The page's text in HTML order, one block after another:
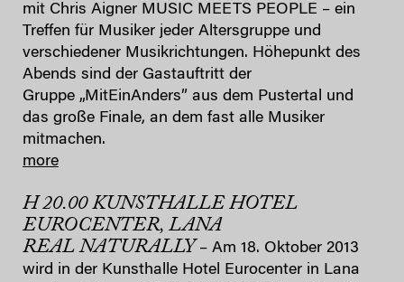
mit Chris Aigner MUSIC MEETS PEOPLE – ein
Treffen für Musiker jeder Altersgruppe und
verschiedener Musikrichtungen. Höhepunkt des
Abends sind der Gastauftritt der
Gruppe „MitEinAnders” aus dem Pustertal und
das große Finale, an dem fast alle Musiker
mitmachen.
more
H 20.00 KUNSTHALLE HOTEL
EUROCENTER, LANA
REAL NATURALLY – Am 18. Oktober 2013
wird in der Kunsthalle Hotel Eurocenter in Lana